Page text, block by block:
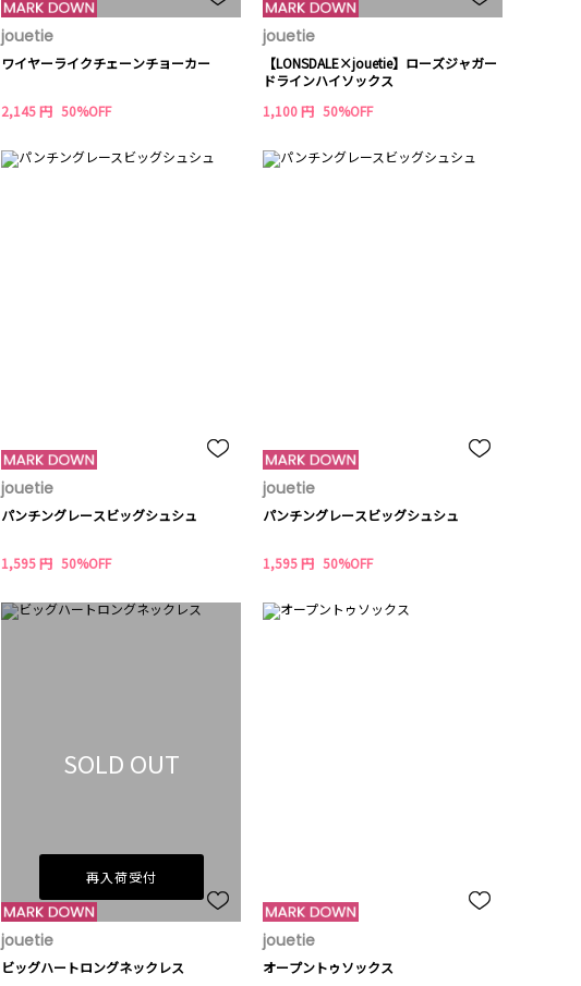
jouetie
ワイヤーライクチェーンチョーカー
2,145 円 50%OFF
jouetie
【LONSDALE×jouetie】ローズジャガー
ドラインハイソックス
1,100 円 50%OFF
jouetie
パンチングレースビッグシュシュ
1,595 円 50%OFF
jouetie
パンチングレースビッグシュシュ
1,595 円 50%OFF
SOLD OUT
再入荷受付
jouetie
ビッグハートロングネックレス
jouetie
オープントゥソックス